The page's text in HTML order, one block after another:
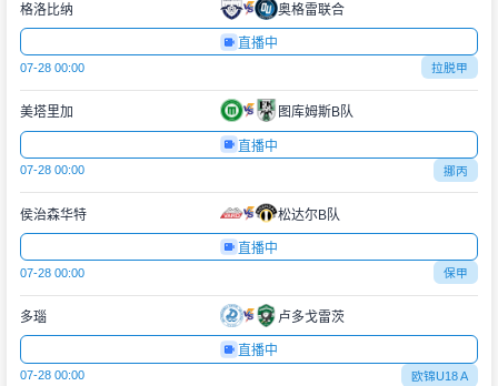
格洛比纳 奥格雷联合
直播中
07-28 00:00 拉脱甲
美塔里加 图库姆斯B队
直播中
07-28 00:00 挪丙
侯治森华特 松达尔B队
直播中
07-28 00:00 保甲
多瑙 卢多戈雷茨
直播中
07-28 00:00 欧锦U18 A